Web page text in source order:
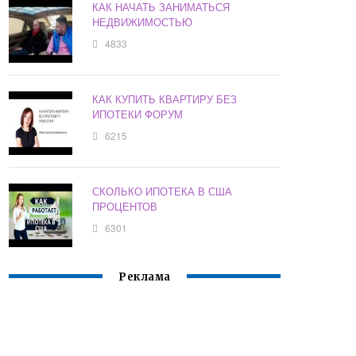
КАК НАЧАТЬ ЗАНИМАТЬСЯ
НЕДВИЖИМОСТЬЮ
4833
КАК КУПИТЬ КВАРТИРУ БЕЗ
ИПОТЕКИ ФОРУМ
6215
СКОЛЬКО ИПОТЕКА В США
ПРОЦЕНТОВ
6301
Реклама